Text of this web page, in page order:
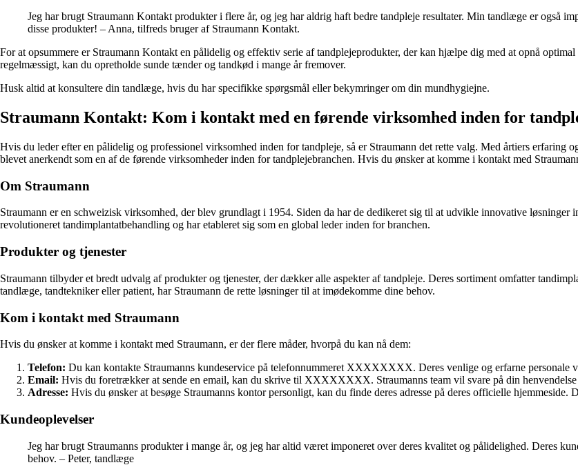
Jeg har brugt Straumann Kontakt produkter i flere år, og jeg har aldrig haft bedre tandpleje resultater. Min tandlæge er også
disse produkter! – Anna, tilfreds bruger af Straumann Kontakt.
For at opsummere er Straumann Kontakt en pålidelig og effektiv serie af tandplejeprodukter, der kan hjælpe dig med at opnå
regelmæssigt, kan du opretholde sunde tænder og tandkød i mange år fremover.
Husk altid at konsultere din tandlæge, hvis du har specifikke spørgsmål eller bekymringer om din mundhygiejne.
Straumann Kontakt: Kom i kontakt med en førende virksomhed inden for
Hvis du leder efter en pålidelig og professionel virksomhed inden for tandpleje, så er Straumann det rette valg. Med årtiers erfaring
blevet anerkendt som en af de førende virksomheder inden for tandplejebranchen. Hvis du ønsker at komme i kontakt med
Om Straumann
Straumann er en schweizisk virksomhed, der blev grundlagt i 1954. Siden da har de dedikeret sig til at udvikle innovative
revolutioneret tandimplantatbehandling og har etableret sig som en global leder inden for branchen.
Produkter og tjenester
Straumann tilbyder et bredt udvalg af produkter og tjenester, der dækker alle aspekter af tandpleje. Deres sortiment omfatter
tandlæge, tandtekniker eller patient, har Straumann de rette løsninger til at imødekomme dine behov.
Kom i kontakt med Straumann
Hvis du ønsker at komme i kontakt med Straumann, er der flere måder, hvorpå du kan nå dem:
Telefon: Du kan kontakte Straumanns kundeservice på telefonnummeret XXXXXXXX. Deres venlige og erfarne personale
Email: Hvis du foretrækker at sende en email, kan du skrive til XXXXXXXX. Straumanns team vil svare på din
Adresse: Hvis du ønsker at besøge Straumanns kontor personligt, kan du finde deres adresse på deres officielle hjemmeside.
Kundeoplevelser
Jeg har brugt Straumanns produkter i mange år, og jeg har altid været imponeret over deres kvalitet og pålidelighed. Deres
behov. – Peter, tandlæge